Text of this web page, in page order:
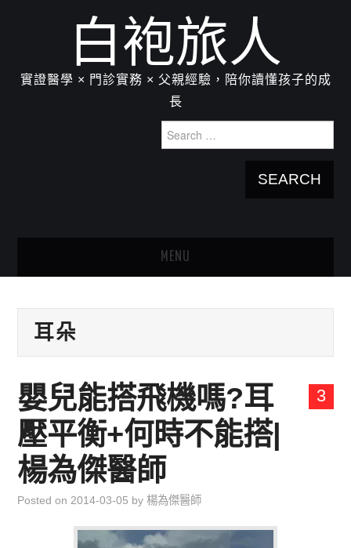
白袍旅人
實證醫學 × 門診實務 × 父親經驗，陪你讀懂孩子的成
長
for:
MENU
關於我：楊為傑醫師
育兒知識集
環遊世界行
直上雲霄去
耳朵
3
嬰兒能搭飛機嗎?耳
壓平衡+何時不能搭|
楊為傑醫師
Posted on 2014-03-05 by楊為傑醫師